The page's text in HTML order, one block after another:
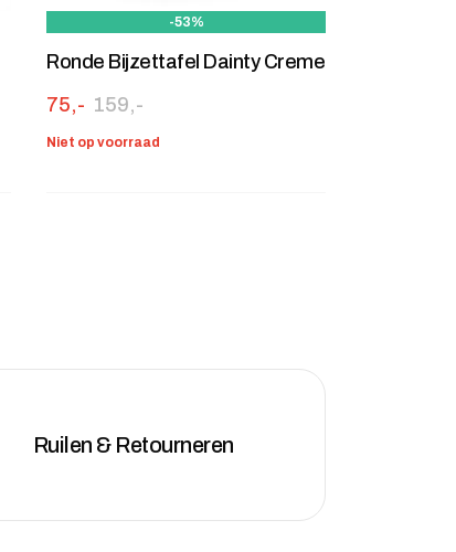
-53%
Ronde Bijzettafel Dainty Creme
159,-
Oorspronkelijke prijs was: 159,-.
75,-
Huidige prijs is: 75,-.
Niet op voorraad
Ruilen & Retourneren